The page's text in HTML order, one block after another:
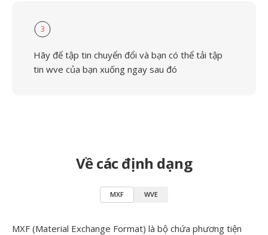
3
Hãy để tập tin chuyển đổi và bạn có thể tải tập
tin wve của bạn xuống ngay sau đó
Về các định dạng
MXF WVE
MXF (Material Exchange Format) là bộ chứa phương tiện